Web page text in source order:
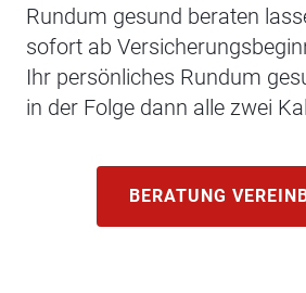
Rundum gesund beraten
sofort ab
Ihr persönliches Rundum
in der Folge dann alle zwei
BERATUNG